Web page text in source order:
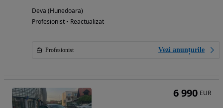
Deva (Hunedoara)
Profesionist • Reactualizat
Profesionist Vezi anunțurile
6 990 EUR